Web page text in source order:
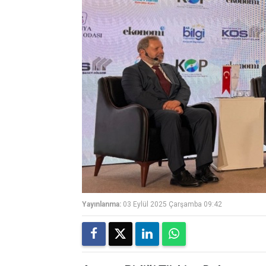
Yayınlanma: 03 Eylül 2025 Çarşamba 09:42